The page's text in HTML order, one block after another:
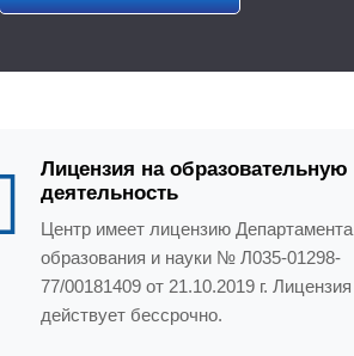
Лицензия на образовательную
деятельность
Центр имеет лицензию Департамента
образования и науки № Л035-01298-
77/00181409 от 21.10.2019 г. Лицензия
действует бессрочно.